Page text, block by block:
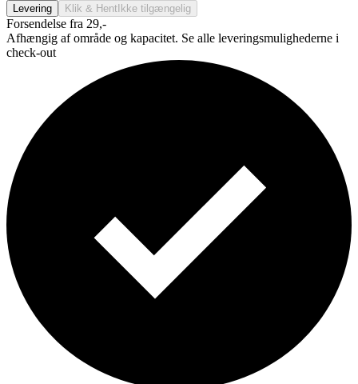
Levering Klik & Hent Ikke tilgængelig
Forsendelse fra 29,-
Afhængig af område og kapacitet. Se alle leveringsmulighederne i
check-out